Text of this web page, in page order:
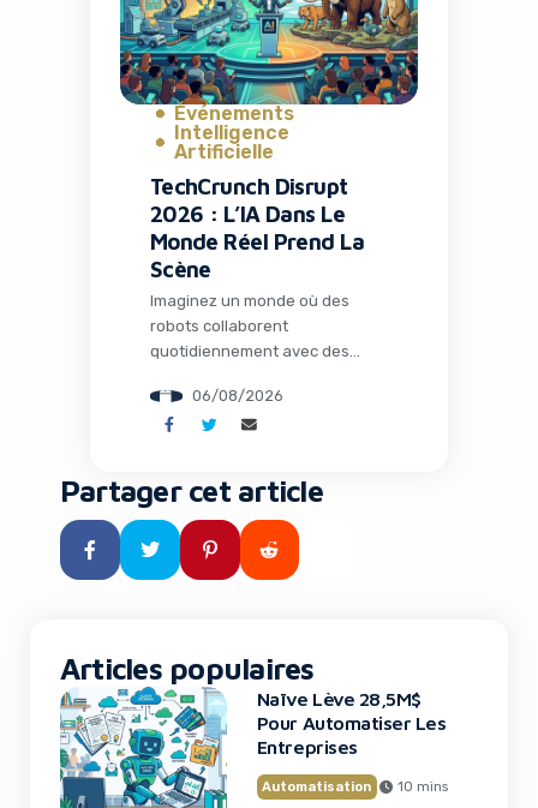
l’histoire ne s’arrête pas […]
Événements
Intelligence
Artificielle
TechCrunch Disrupt
2026 : L’IA Dans Le
Monde Réel Prend La
Scène
Imaginez un monde où des
robots collaborent
quotidiennement avec des
l’intelligence artificielle opère
loin de tout cloud dans des
des millénaires pourraient
fouler à nouveau notre planète
grâce à la biologie de synthèse.
Ce n’est plus de la science-
06/08/2026
Partager cet article
Articles populaires
Naïve Lève 28,5M$
Pour Automatiser Les
Entreprises
Automatisation 10 mins